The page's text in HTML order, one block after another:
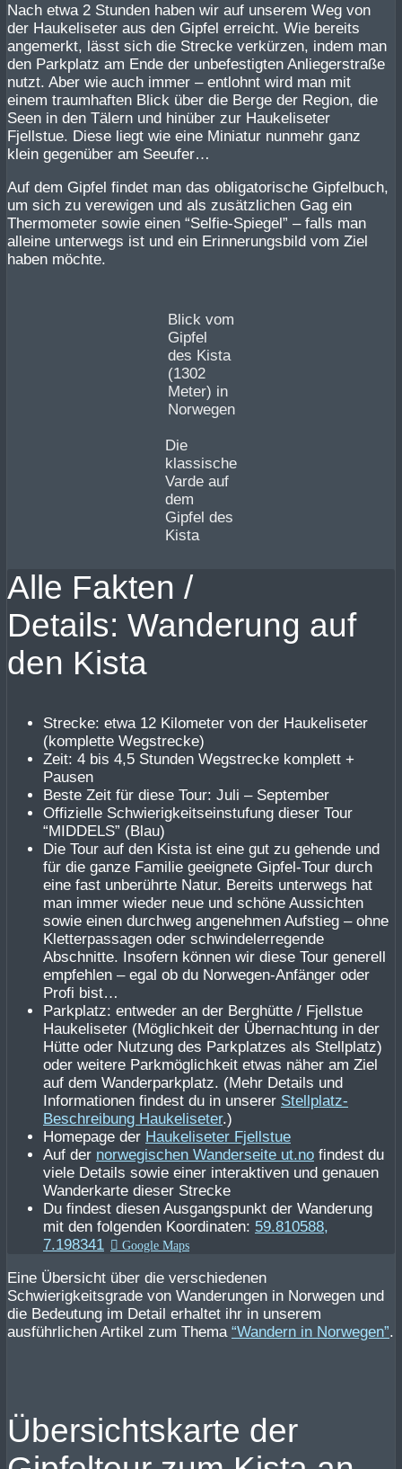
Nach etwa 2 Stunden haben wir auf unserem Weg von
der Haukeliseter aus den Gipfel erreicht. Wie bereits
angemerkt, lässt sich die Strecke verkürzen, indem man
den Parkplatz am Ende der unbefestigten Anliegerstraße
nutzt. Aber wie auch immer – entlohnt wird man mit
einem traumhaften Blick über die Berge der Region, die
Seen in den Tälern und hinüber zur Haukeliseter
Fjellstue. Diese liegt wie eine Miniatur nunmehr ganz
klein gegenüber am Seeufer…
Auf dem Gipfel findet man das obligatorische Gipfelbuch,
um sich zu verewigen und als zusätzlichen Gag ein
Thermometer sowie einen “Selfie-Spiegel” – falls man
alleine unterwegs ist und ein Erinnerungsbild vom Ziel
haben möchte.
Blick vom
Gipfel
des Kista
(1302
Meter) in
Norwegen
Die
klassische
Varde auf
dem
Gipfel des
Kista
Alle Fakten /
Details: Wanderung auf
den Kista
Strecke: etwa 12 Kilometer von der Haukeliseter
(komplette Wegstrecke)
Zeit: 4 bis 4,5 Stunden Wegstrecke komplett +
Pausen
Beste Zeit für diese Tour: Juli – September
Offizielle Schwierigkeitseinstufung dieser Tour
“MIDDELS” (Blau)
Die Tour auf den Kista ist eine gut zu gehende und
für die ganze Familie geeignete Gipfel-Tour durch
eine fast unberührte Natur. Bereits unterwegs hat
man immer wieder neue und schöne Aussichten
sowie einen durchweg angenehmen Aufstieg – ohne
Kletterpassagen oder schwindelerregende
Abschnitte. Insofern können wir diese Tour generell
empfehlen – egal ob du Norwegen-Anfänger oder
Profi bist…
Parkplatz: entweder an der Berghütte / Fjellstue
Haukeliseter (Möglichkeit der Übernachtung in der
Hütte oder Nutzung des Parkplatzes als Stellplatz)
oder weitere Parkmöglichkeit etwas näher am Ziel
auf dem Wanderparkplatz. (Mehr Details und
Informationen findest du in unserer Stellplatz-
Beschreibung Haukeliseter.)
Homepage der Haukeliseter Fjellstue
Auf der norwegischen Wanderseite ut.no findest du
viele Details sowie einer interaktiven und genauen
Wanderkarte dieser Strecke
Du findest diesen Ausgangspunkt der Wanderung
mit den folgenden Koordinaten: 59.810588,
7.198341
Eine Übersicht über die verschiedenen
Schwierigkeitsgrade von Wanderungen in Norwegen und
die Bedeutung im Detail erhaltet ihr in unserem
ausführlichen Artikel zum Thema “Wandern in Norwegen”.
Übersichtskarte der